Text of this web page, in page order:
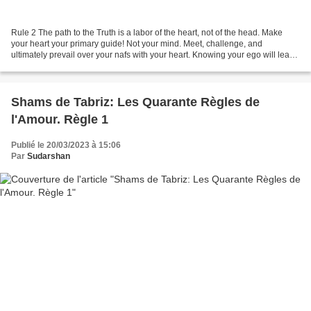
Rule 2 The path to the Truth is a labor of the heart, not of the head. Make
your heart your primary guide! Not your mind. Meet, challenge, and
ultimately prevail over your nafs with your heart. Knowing your ego will lead
Shams de Tabriz: Les Quarante Règles de
l'Amour. Règle 1
Publié le 20/03/2023 à 15:06
Par Sudarshan